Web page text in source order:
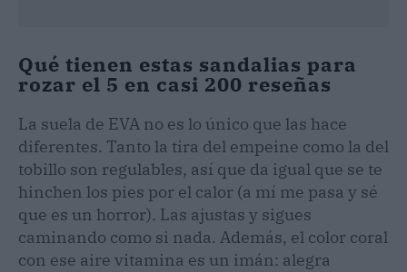
Qué tienen estas sandalias para
rozar el 5 en casi 200 reseñas
La suela de EVA no es lo único que las hace
diferentes. Tanto la tira del empeine como la del
tobillo son regulables, así que da igual que se te
hinchen los pies por el calor (a mí me pasa y sé
que es un horror). Las ajustas y sigues
caminando como si nada. Además, el color coral
con ese aire vitamina es un imán: alegra